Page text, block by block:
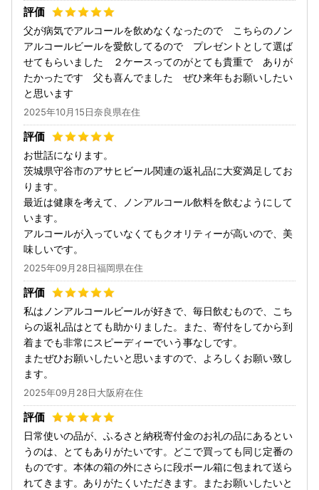
父が病気でアルコールを飲めなくなったので こちらのノン
アルコールビールを愛飲してるので プレゼントとして選ば
せてもらいました ２ケースってのがとても貴重で ありが
たかったです 父も喜んでました ぜひ来年もお願いしたい
と思います
2025年10月15日奈良県在住
お世話になります。
茨城県守谷市のアサヒビール関連の返礼品に大変満足してお
ります。
最近は健康を考えて、ノンアルコール飲料を飲むようにして
います。
アルコールが入っていなくてもクオリティーが高いので、美
味しいです。
2025年09月28日福岡県在住
私はノンアルコールビールが好きで、毎日飲むもので、こち
らの返礼品はとても助かりました。また、寄付をしてから到
着までも非常にスピーディーでいう事なしです。
またぜひお願いしたいと思いますので、よろしくお願い致し
ます。
2025年09月28日大阪府在住
日常使いの品が、ふるさと納税寄付金のお礼の品にあるとい
うのは、とてもありがたいです。どこで買っても同じ定番の
ものです。本体の箱の外にさらに段ボール箱に包まれて送ら
れてきます。ありがたくいただきます。またお願いしたいと